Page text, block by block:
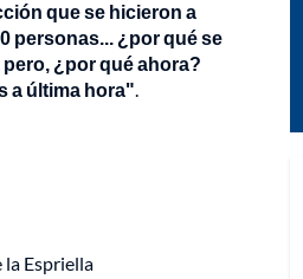
que se hicieron a
personas... ¿por qué se
¿por qué ahora?
a última hora".
la Espriella